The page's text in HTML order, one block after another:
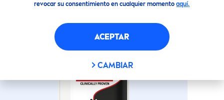
revocar su consentimiento en cualquier momentoaquí.
ACEPTAR
CAMBIAR